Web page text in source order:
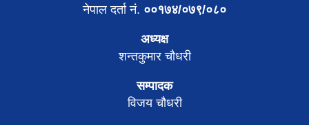
नेपाल दर्ता नं. ००१७४/०७९/०८०
अध्यक्ष
शन्तकुमार चौधरी
सम्पादक
विजय चौधरी